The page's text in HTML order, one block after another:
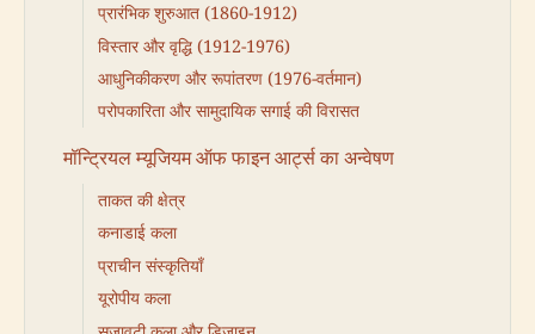
प्रारंभिक शुरुआत (1860-1912)
विस्तार और वृद्धि (1912-1976)
आधुनिकीकरण और रूपांतरण (1976-वर्तमान)
परोपकारिता और सामुदायिक सगाई की विरासत
मॉन्ट्रियल म्यूजियम ऑफ फाइन आर्ट्स का अन्वेषण
ताकत की क्षेत्र
कनाडाई कला
प्राचीन संस्कृतियाँ
यूरोपीय कला